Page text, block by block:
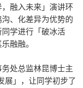
融入未来」演讲环
、化差异为优势的
学进行「破冰活
融融。
处总监林昆博士主
展」，让同学初步了